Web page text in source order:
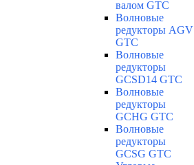
валом GTC
Волновые
редукторы AGV
GTC
Волновые
редукторы
GCSD14 GTC
Волновые
редукторы
GCHG GTC
Волновые
редукторы
GCSG GTC